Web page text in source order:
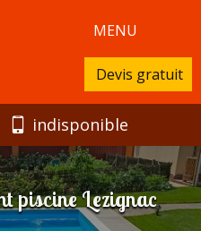
MENU
Devis gratuit
indisponible
piscine Lezignac